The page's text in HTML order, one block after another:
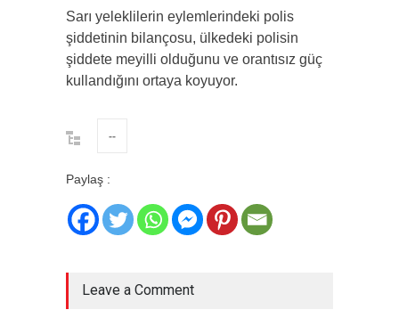
Sarı yeleklilerin eylemlerindeki polis
şiddetinin bilançosu, ülkedeki polisin
şiddete meyilli olduğunu ve orantısız güç
kullandığını ortaya koyuyor.
--
Paylaş :
Leave a Comment